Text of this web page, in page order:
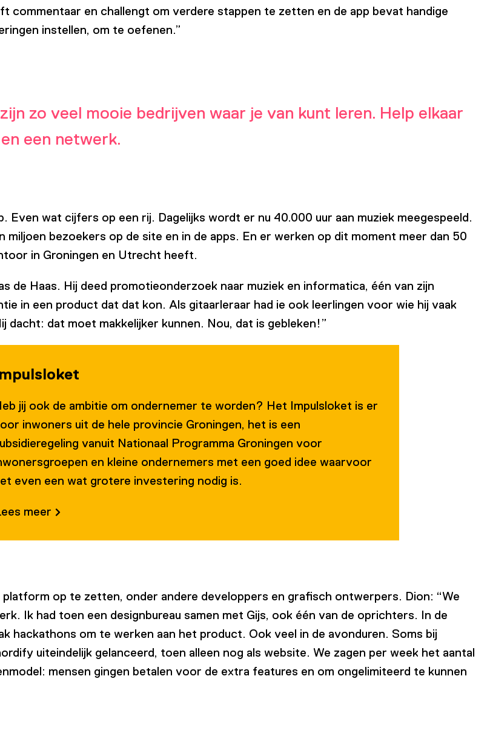
commentaar en challengt om verdere stappen te zetten en de app bevat handige
instellen, om te oefenen.”
zo veel mooie bedrijven waar je van kunt leren. Help elkaar
een netwerk.
wat cijfers op een rij. Dagelijks wordt er nu 40.000 uur aan muziek meegespeeld.
miljoen bezoekers op de site en in de apps. En er werken op dit moment meer dan 50
in Groningen en Utrecht heeft.
de Haas. Hij deed promotieonderzoek naar muziek en informatica, één van zijn
in een product dat dat kon. Als gitaarleraar had ie ook leerlingen voor wie hij vaak
dat moet makkelijker kunnen. Nou, dat is gebleken!”
jij ook de ambitie om ondernemer te worden? Het Impulsloket is er
inwoners uit de hele provincie Groningen, het is een
vanuit Nationaal Programma Groningen voor
en kleine ondernemers met een goed idee waarvoor
even een wat grotere investering nodig is.
meer
op te zetten, onder andere developpers en grafisch ontwerpers. Dion: “We
Ik had toen een designbureau samen met Gijs, ook één van de oprichters. In de
hackathons om te werken aan het product. Ook veel in de avonduren. Soms bij
uiteindelijk gelanceerd, toen alleen nog als website. We zagen per week het aantal
mensen gingen betalen voor de extra features en om ongelimiteerd te kunnen